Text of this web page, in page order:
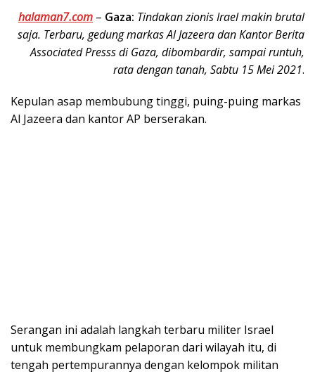
halaman7.com – Gaza: Tindakan zionis Irael makin brutal
saja. Terbaru, gedung markas Al Jazeera dan Kantor Berita
Associated Presss di Gaza, dibombardir, sampai runtuh,
rata dengan tanah, Sabtu 15 Mei 2021.
Kepulan asap membubung tinggi, puing-puing markas
Al Jazeera dan kantor AP berserakan.
Serangan ini adalah langkah terbaru militer Israel
untuk membungkam pelaporan dari wilayah itu, di
tengah pertempurannya dengan kelompok militan